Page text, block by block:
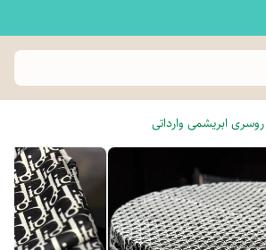
روسری ابریشمی وارداتی